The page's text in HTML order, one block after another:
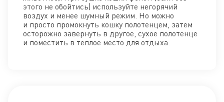
этого не обойтись) используйте негорячий
воздух и менее шумный режим. Но можно
и просто промокнуть кошку полотенцем, затем
осторожно завернуть в другое, сухое полотенце
и поместить в теплое место для отдыха.